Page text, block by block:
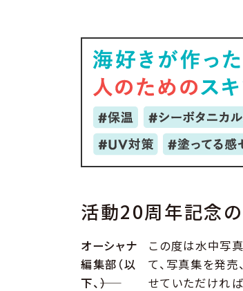
活動20周年記念の
オーシャナ
編集部（以
下、――）
この度は水中写
て、写真集を発売
せていただければ